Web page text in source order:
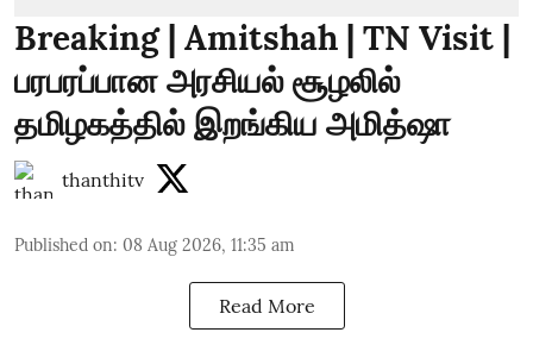
Breaking | Amitshah | TN Visit |
பரபரப்பான அரசியல் சூழலில்
தமிழகத்தில் இறங்கிய அமித்ஷா
thanthitv
Published on: 08 Aug 2026, 11:35 am
Read More